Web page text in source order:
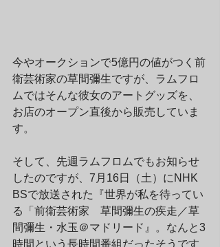
今やオークションで5億円の値がつく前
衛芸術家の草間彌生ですが、ラムフロ
ムではそんな彼女のアートグッズを、
お店のオープン直後から販売していま
す。
そして、先週ラムフロムでもお知らせ
したのですが、7月16日（土）にNHK
BSで放送された『世界が私を待ってい
る「前衛芸術家　草間彌生の疾走／草
間彌生・水玉＠マドリード』。なんと3
時間という長時間番組だったそうです